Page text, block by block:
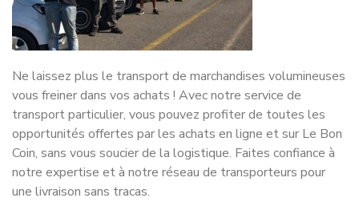
Ne laissez plus le transport de marchandises volumineuses
vous freiner dans vos achats ! Avec notre service de
transport particulier, vous pouvez profiter de toutes les
opportunités offertes par les achats en ligne et sur Le Bon
Coin, sans vous soucier de la logistique. Faites confiance à
notre expertise et à notre réseau de transporteurs pour
une livraison sans tracas.